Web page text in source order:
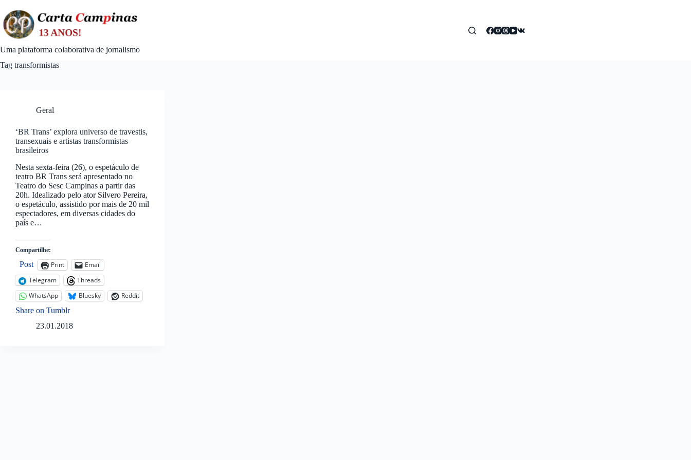
content
Uma plataforma colaborativa de jornalismo
Tag transformistas
Geral
‘BR Trans’ explora universo de travestis,
transexuais e artistas transformistas
brasileiros
Nesta sexta-feira (26), o espetáculo de
teatro BR Trans será apresentado no
Teatro do Sesc Campinas a partir das
20h. Idealizado pelo ator Silvero Pereira,
o espetáculo, assistido por mais de 20 mil
espectadores, em diversas cidades do
país e…
Compartilhe:
Post Print
Email
Telegram
Threads
WhatsApp
Bluesky
Reddit
Share on Tumblr
23.01.2018